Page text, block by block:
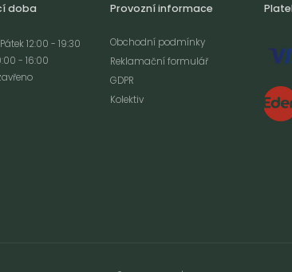
doba
12:00 - 19:30
- 16:00
Provozní informace
Obchodní podmínky
Reklamační formulář
GDPR
Kolektiv
a cílenou